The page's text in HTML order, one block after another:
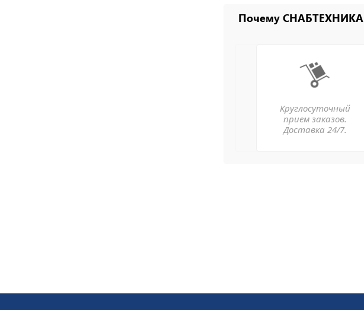
Почему СНАБТЕХНИКА
Круглосуточный
прием заказов.
Доставка 24/7.